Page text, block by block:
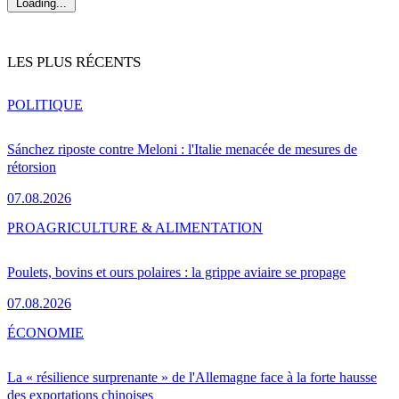
Loading...
LES PLUS RÉCENTS
Sánchez riposte contre Meloni : l'Italie menacée de mesures de
rétorsion
07.08.2026
POLITIQUE
Poulets, bovins et ours polaires : la grippe aviaire se propage
07.08.2026
PROAGRICULTURE & ALIMENTATION
La « résilience surprenante » de l'Allemagne face à la forte hausse
des exportations chinoises
ÉCONOMIE